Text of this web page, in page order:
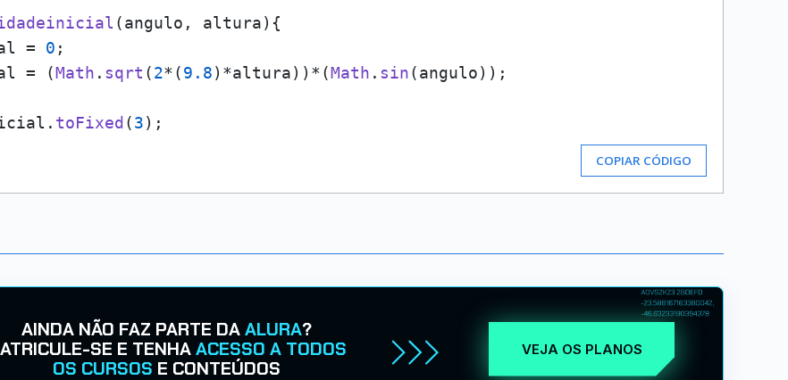
(angulo, altura){
= 0 ;
= (Math . sqrt (2*(9.8)*altura))*(Math . sin(angulo));
toFixed (3);
COPIAR CÓDIGO
AINDA NÃO FAZ PARTE DAALURA?
SE E TENHAACESSO A TODOS
OS CURSOS E CONTEÚDOS
VEJA OS PLANOS